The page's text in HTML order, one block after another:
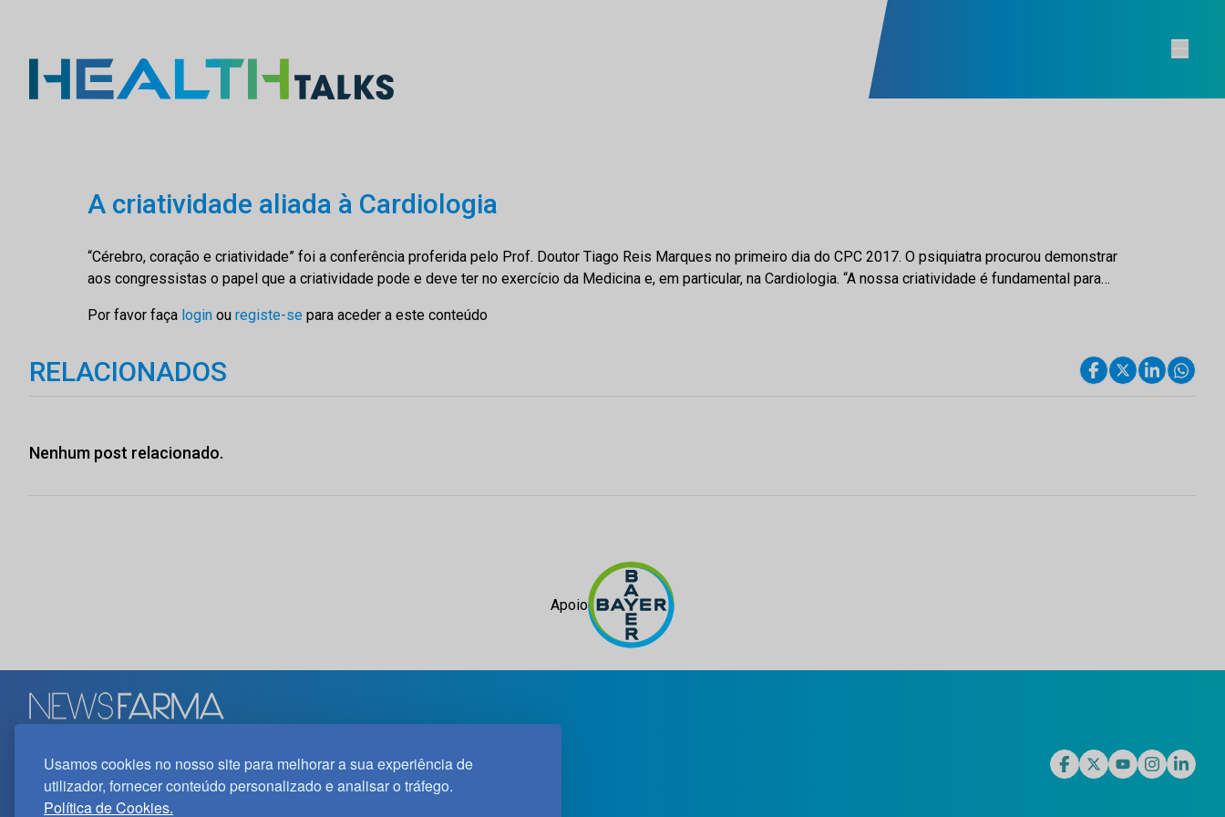
Usamos cookies no nosso site para melhorar a sua experiência de
utilizador, fornecer conteúdo personalizado e analisar o tráfego.
Política de Cookies.
A criatividade aliada à Cardiologia
“Cérebro, coração e criatividade” foi a conferência proferida pelo Prof. Doutor Tiago Reis Marques no primeiro dia do CPC 2017. O psiquiatra procurou demonstrar
aos congressistas o papel que a criatividade pode e deve ter no exercício da Medicina e, em particular, na Cardiologia. “A nossa criatividade é fundamental para…
Por favor faça login ou registe-se para aceder a este conteúdo
RELACIONADOS
Nenhum post relacionado.
Apoio
1800-282 Lisboa | Portugal
21 850 40 65